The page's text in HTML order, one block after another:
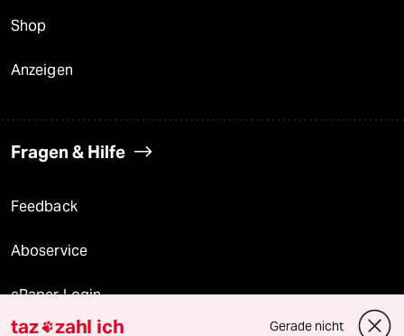
Shop
Anzeigen
Fragen & Hilfe
Feedback
Aboservice
ePaper Login
taz zahl ich Gerade nicht